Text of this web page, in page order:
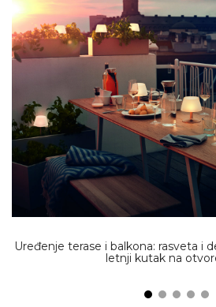
Uređenje terase i balkona: rasveta i
letnji kutak na